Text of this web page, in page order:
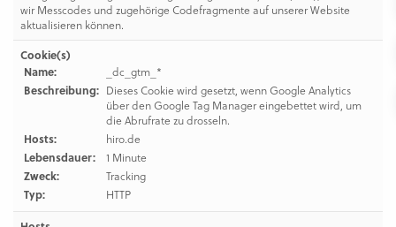
wir Messcodes und zugehörige Codefragmente auf unserer Website
aktualisieren können.
Cookie(s)
Name:
_dc_gtm_*
Beschreibung: Dieses Cookie wird gesetzt, wenn Google Analytics
über den Google Tag Manager eingebettet wird, um
die Abrufrate zu drosseln.
Hosts:
hiro.de
Lebensdauer:
1 Minute
Zweck:
Tracking
Typ:
HTTP